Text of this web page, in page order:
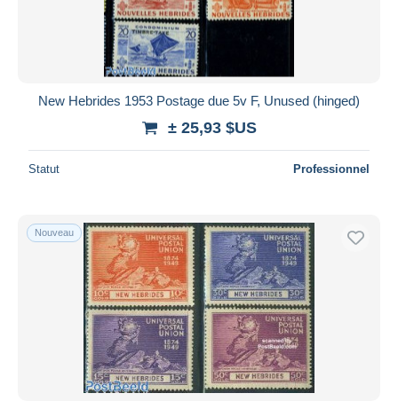
New Hebrides 1953 Postage due 5v F, Unused (hinged)
± 25,93 $US
Statut Professionnel
Nouveau